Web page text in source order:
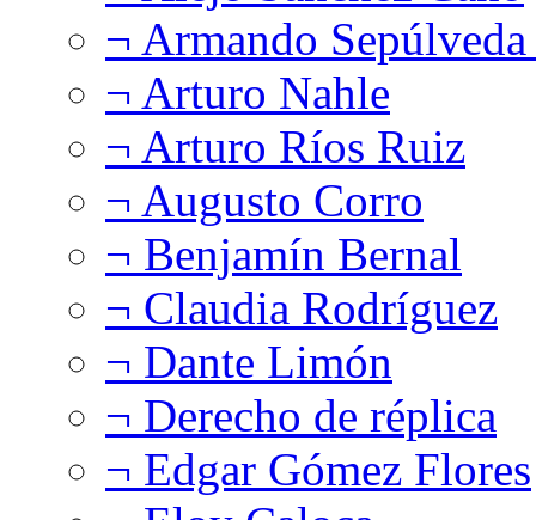
¬ Armando
¬ Arturo Nahle
¬ Arturo Ríos Ruiz
¬ Augusto Corro
¬ Benjamín Bernal
¬ Claudia Rodríguez
¬ Dante Limón
¬ Derecho de réplica
¬ Edgar Gómez Flores